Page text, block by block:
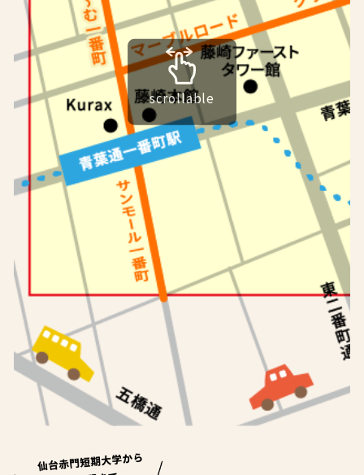
scrollable